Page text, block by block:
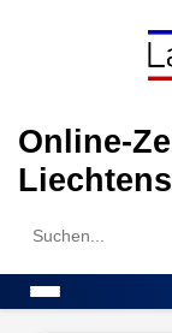
Online-
Search